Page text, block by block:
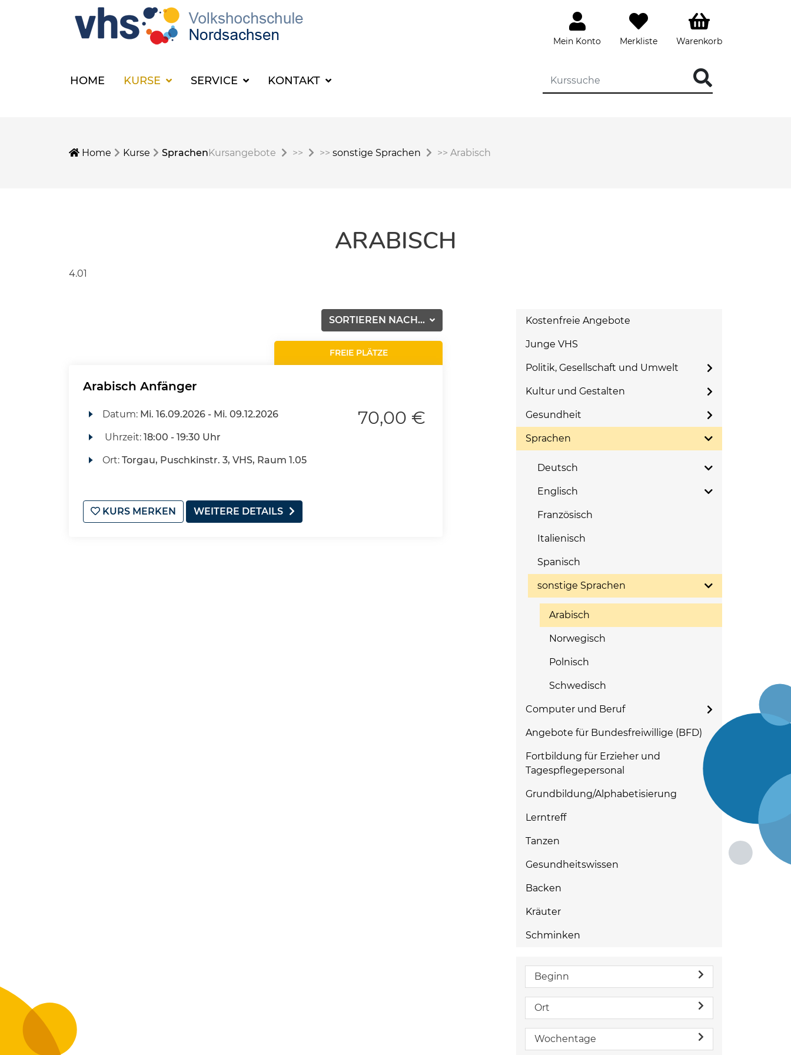
Mein Konto Merkliste Warenkorb
HOME KURSE SERVICE KONTAKT
Home Kurse SprachenKursangebote >> >> sonstige Sprachen >> Arabisch
ARABISCH
4.01
SORTIEREN NACH...
FREIE PLÄTZE
Arabisch Anfänger
Datum: Mi. 16.09.2026 - Mi. 09.12.2026
Uhrzeit: 18:00 - 19:30 Uhr
Ort: Torgau, Puschkinstr. 3, VHS, Raum 1.05
70,00 €
KURS MERKEN WEITERE DETAILS
Kostenfreie Angebote
Junge VHS
Politik, Gesellschaft und Umwelt
Kultur und Gestalten
Gesundheit
Sprachen
Deutsch
Englisch
Französisch
Italienisch
Spanisch
sonstige Sprachen
Arabisch
Norwegisch
Polnisch
Schwedisch
Computer und Beruf
Angebote für Bundesfreiwillige (BFD)
Fortbildung für Erzieher und
Tagespflegepersonal
Grundbildung/Alphabetisierung
Lerntreff
Tanzen
Gesundheitswissen
Backen
Kräuter
Schminken
Beginn
Ort
Wochentage